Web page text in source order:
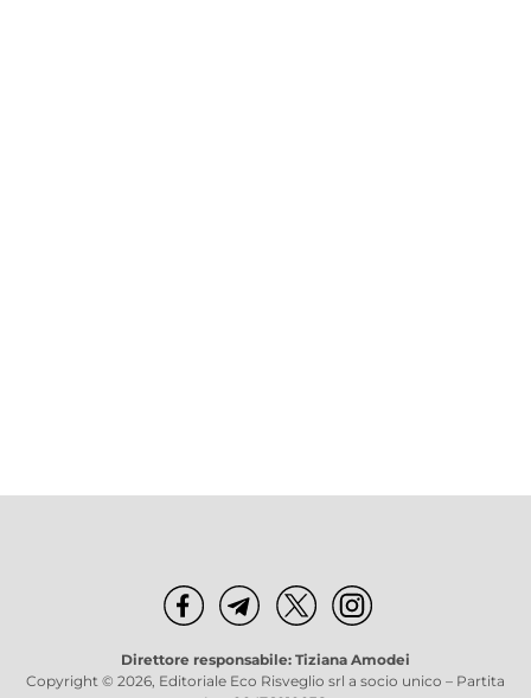
Direttore responsabile: Tiziana Amodei
Copyright © 2026, Editoriale Eco Risveglio srl a socio unico – Partita